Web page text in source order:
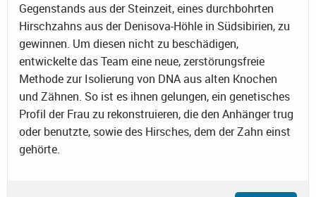
Gegenstands aus der Steinzeit, eines durchbohrten
Hirschzahns aus der Denisova-Höhle in Südsibirien, zu
gewinnen. Um diesen nicht zu beschädigen,
entwickelte das Team eine neue, zerstörungsfreie
Methode zur Isolierung von DNA aus alten Knochen
und Zähnen. So ist es ihnen gelungen, ein genetisches
Profil der Frau zu rekonstruieren, die den Anhänger trug
oder benutzte, sowie des Hirsches, dem der Zahn einst
gehörte.